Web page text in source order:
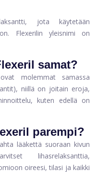
jota käytetään
Flexerilin yleisnimi on
samat?
molemmat samassa
niillä on joitain eroja,
kuten edellä on
parempi?
lääkettä suoraan kivun
lihasrelaksanttia,
oireesi, tilasi ja kaikki